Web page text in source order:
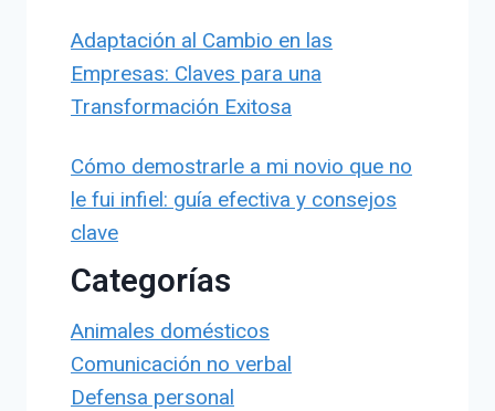
Adaptación al Cambio en las
Empresas: Claves para una
Transformación Exitosa
Cómo demostrarle a mi novio que no
le fui infiel: guía efectiva y consejos
clave
Categorías
Animales domésticos
Comunicación no verbal
Defensa personal